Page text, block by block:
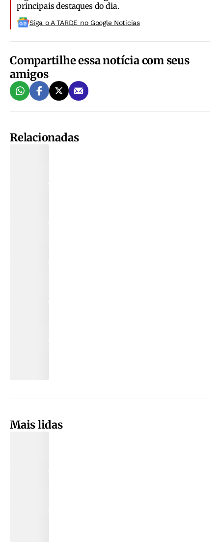
principais destaques do dia.
Siga o A TARDE no Google Noticias
Compartilhe essa notícia com seus
amigos
Relacionadas
Mais lidas